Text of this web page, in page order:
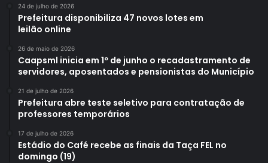
24 de julho de 2026
Prefeitura disponibiliza 47 novos lotes em
leilão online
26 de maio de 2026
Caapsml inicia em 1º de junho o recadastramento de
servidores, aposentados e pensionistas do Município
21 de julho de 2026
Prefeitura abre teste seletivo para contratação de
professores temporários
17 de julho de 2026
Estádio do Café recebe as finais da Taça FEL no
domingo (19)